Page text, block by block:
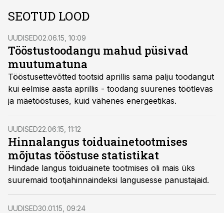
SEOTUD LOOD
UUDISED02.06.15, 10:09
Tööstustoodangu mahud püsivad
muutumatuna
Tööstusettevõtted tootsid aprillis sama palju toodangut
kui eelmise aasta aprillis - toodang suurenes töötlevas
ja mäetööstuses, kuid vähenes energeetikas.
UUDISED22.06.15, 11:12
Hinnalangus toiduainetootmises
mõjutas tööstuse statistikat
Hindade langus toiduainete tootmises oli mais üks
suuremaid tootjahinnaindeksi langusesse panustajaid.
UUDISED30.01.15, 09:24